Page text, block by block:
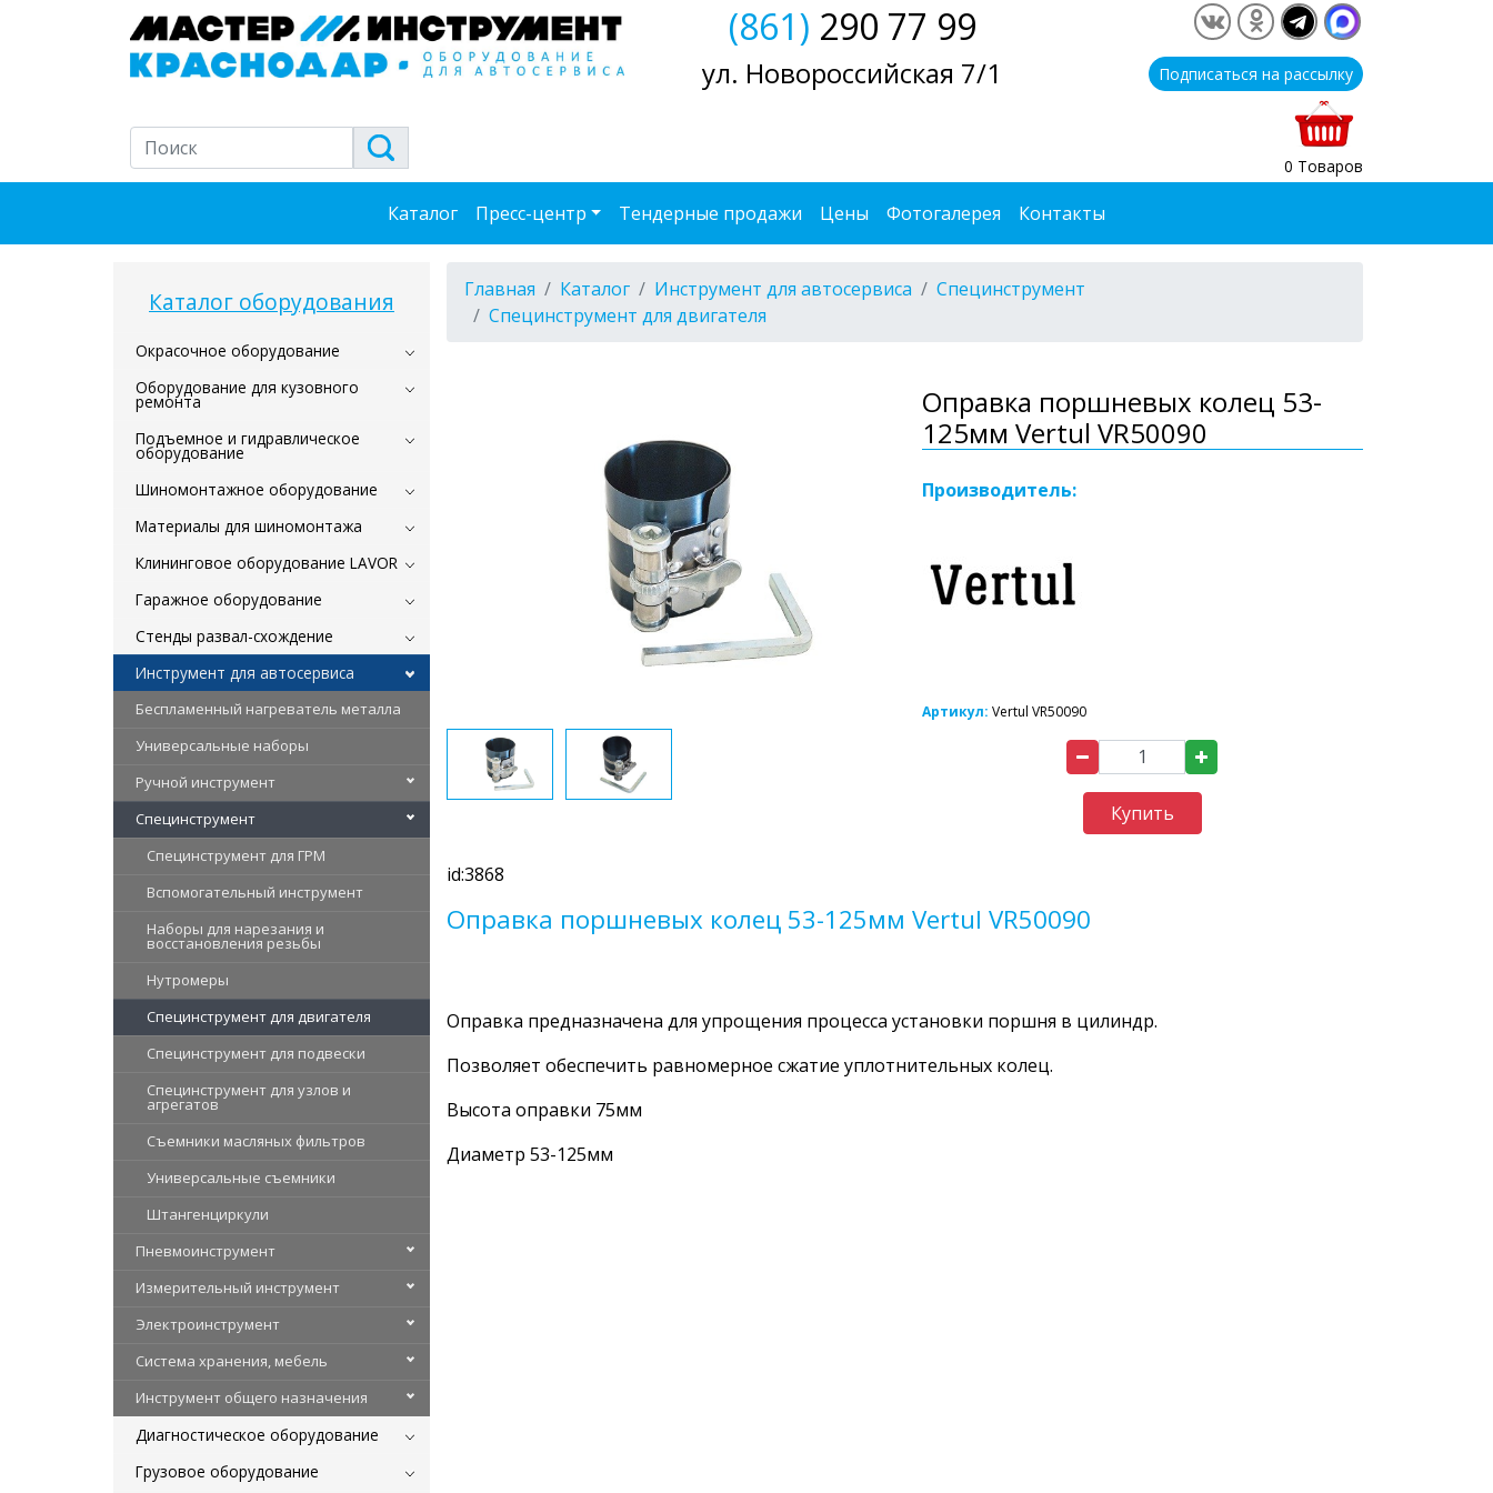
(861) 290 77 99
ул. Новороссийская 7/1 Подписаться на рассылку
0 Товаров
Каталог Пресс-центр Тендерные продажи Цены Фотогалерея Контакты
Каталог оборудования
Окрасочное оборудование
Оборудование для кузовного
ремонта
Подъемное и гидравлическое
оборудование
Шиномонтажное оборудование
Материалы для шиномонтажа
Клининговое оборудование LAVOR
Гаражное оборудование
Стенды развал-схождение
Инструмент для автосервиса
Беспламенный нагреватель металла
Универсальные наборы
Ручной инструмент
Специнструмент
Специнструмент для ГРМ
Вспомогательный инструмент
Наборы для нарезания и
восстановления резьбы
Нутромеры
Специнструмент для двигателя
Специнструмент для подвески
Специнструмент для узлов и
агрегатов
Съемники масляных фильтров
Универсальные съемники
Штангенциркули
Пневмоинструмент
Измерительный инструмент
Электроинструмент
Система хранения, мебель
Инструмент общего назначения
Диагностическое оборудование
Грузовое оборудование
Главная Каталог Инструмент для автосервиса
Специнструмент
Специнструмент для двигателя
Оправка поршневых колец 53-
125мм Vertul VR50090
Производитель:
Артикул: Vertul VR50090
Купить
id:3868
Оправка поршневых колец 53-125мм Vertul VR50090
Оправка предназначена для упрощения процесса установки поршня в цилиндр.
Позволяет обеспечить равномерное сжатие уплотнительных колец.
Высота оправки 75мм
Диаметр 53-125мм